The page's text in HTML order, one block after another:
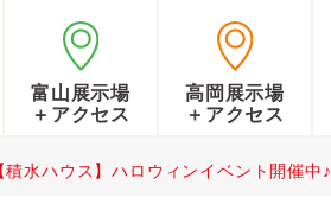
富山展示場
＋アクセス
高岡展示場
＋アクセス
積水ハウス】ハロウィンイベント開催中♪